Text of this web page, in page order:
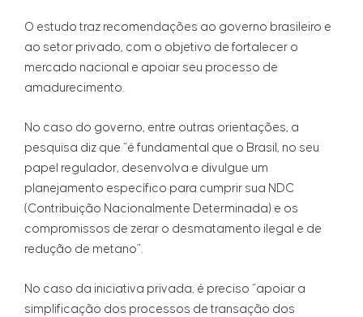
O estudo traz recomendações ao governo brasileiro e
ao setor privado, com o objetivo de fortalecer o
mercado nacional e apoiar seu processo de
amadurecimento.
No caso do governo, entre outras orientações, a
pesquisa diz que “é fundamental que o Brasil, no seu
papel regulador, desenvolva e divulgue um
planejamento específico para cumprir sua NDC
(Contribuição Nacionalmente Determinada) e os
compromissos de zerar o desmatamento ilegal e de
redução de metano”.
No caso da iniciativa privada, é preciso “apoiar a
simplificação dos processos de transação dos